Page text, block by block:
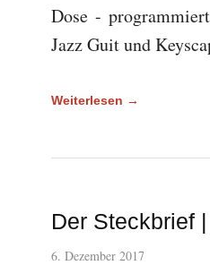
Dose -
Jazz Guit und
Weiterlesen →
Der Steckbrief
6. Dezember 2017